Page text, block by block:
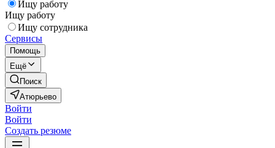
Ищу работу
Ищу работу
Ищу сотрудника
Сервисы
Помощь
Ещё
Поиск
Атюрьево
Войти
Войти
Создать резюме